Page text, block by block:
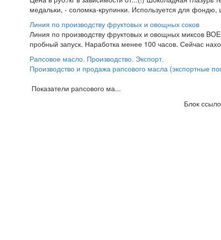
медальки, - соломка-крупинки. Используется для
Линия по производству фруктовых и овощных соков
Линия по производству фруктовых и овощных миксов
пробный запуск. Наработка менее 100 часов. Сейчас
Рапсовое масло. Производство. Экспорт.
Производство и продажа рапсового масла (экспортные
Показатели рапсового ма...
Блок